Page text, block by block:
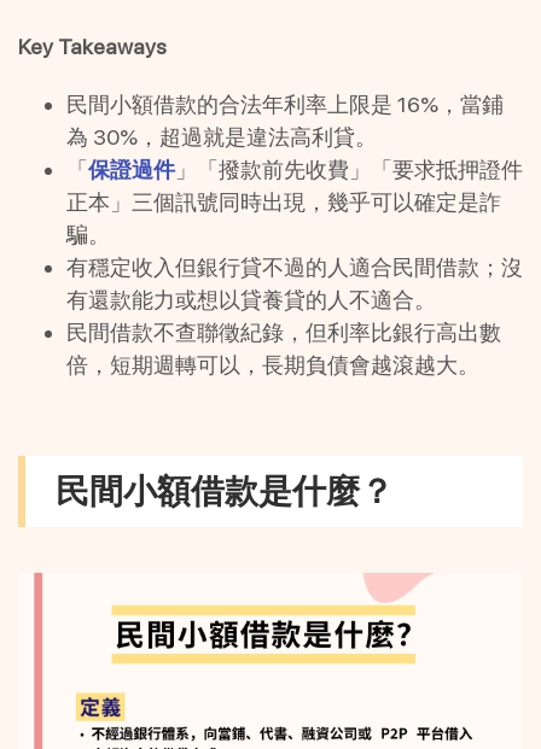
Key Takeaways
民間小額借款的合法年利率上限是 16%，當鋪
為 30%，超過就是違法高利貸。
「 保證過件」「撥款前先收費」「要求抵押證件
正本」三個訊號同時出現，幾乎可以確定是詐
騙。
有穩定收入但銀行貸不過的人適合民間借款；沒
有還款能力或想以貸養貸的人不適合。
民間借款不查聯徵紀錄，但利率比銀行高出數
倍，短期週轉可以，長期負債會越滾越大。
民間小額借款是什麼？